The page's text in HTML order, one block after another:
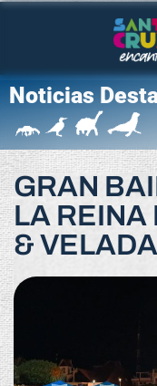
Noticias
GRAN
LA REINA
&